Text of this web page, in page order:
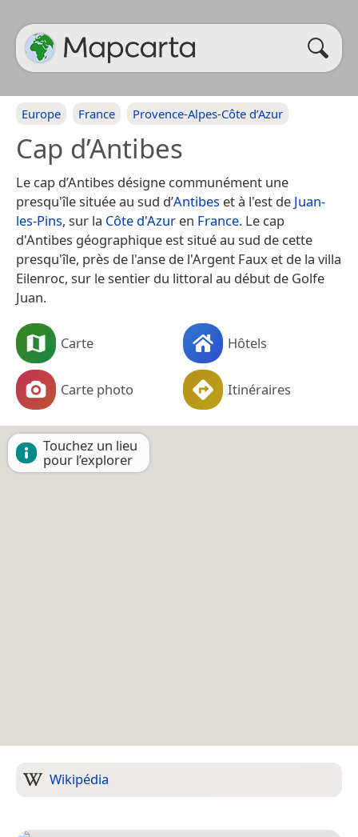
Europe France Provence-Alpes-Côte d’Azur
Cap d’Antibes
Le cap d’Antibes désigne communément une
presqu'île située au sud d’Antibes et à l'est de Juan-
les-Pins, sur la Côte d'Azur en France. Le cap
d'Antibes géographique est situé au sud de cette
presqu'île, près de l'anse de l'Argent Faux et de la villa
Eilenroc, sur le sentier du littoral au début de Golfe
Juan.
Carte Hôtels
Carte photo Itinéraires
Touchez un lieu
pour l’explorer
Wikipédia